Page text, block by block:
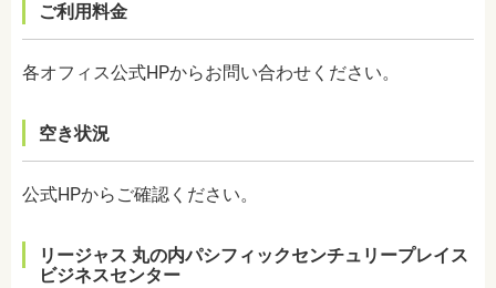
ご利用料金
各オフィス公式HPからお問い合わせください。
空き状況
公式HPからご確認ください。
リージャス 丸の内パシフィックセンチュリープレイス
ビジネスセンター